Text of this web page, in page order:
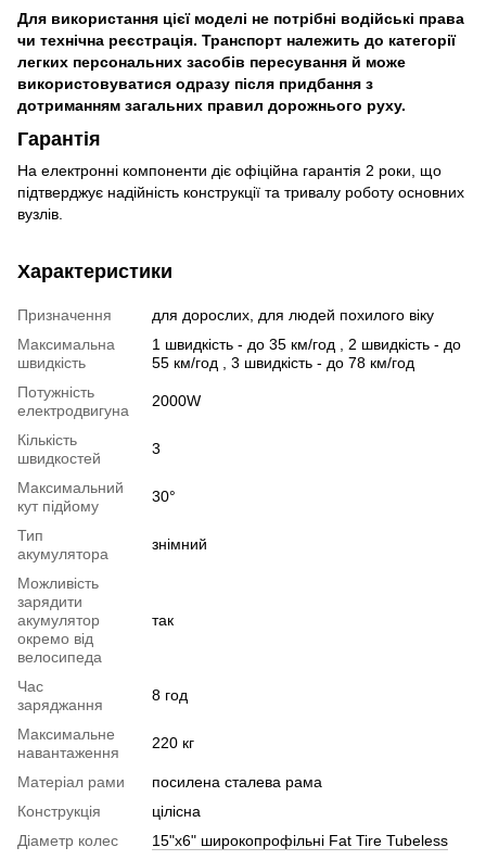
Для використання цієї моделі не потрібні водійські права
чи технічна реєстрація. Транспорт належить до категорії
легких персональних засобів пересування й може
використовуватися одразу після придбання з
дотриманням загальних правил дорожнього руху.
Гарантія
На електронні компоненти діє офіційна гарантія 2 роки, що
підтверджує надійність конструкції та тривалу роботу основних
вузлів.
Характеристики
Призначення
для дорослих, для людей похилого віку
Максимальна
швидкість
1 швидкість - до 35 км/год , 2 швидкість - до
55 км/год , 3 швидкість - до 78 км/год
Потужність
електродвигуна
2000W
Кількість
швидкостей
3
Максимальний
кут підйому
30°
Тип
акумулятора
знімний
Можливість
зарядити
акумулятор
окремо від
велосипеда
так
Час
заряджання
8 год
Максимальне
навантаження
220 кг
Матеріал рами
посилена сталева рама
Конструкція
цілісна
Діаметр колес
15"х6" широкопрофільні Fat Tire Tubeless